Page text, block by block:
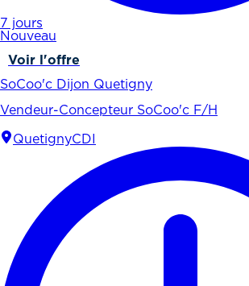
7 jours
Nouveau
Voir l'offre
SoCoo'c Dijon Quetigny
Vendeur-Concepteur SoCoo'c F/H
QuetignyCDI